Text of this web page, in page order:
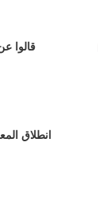
قالوا عن
انطلاق